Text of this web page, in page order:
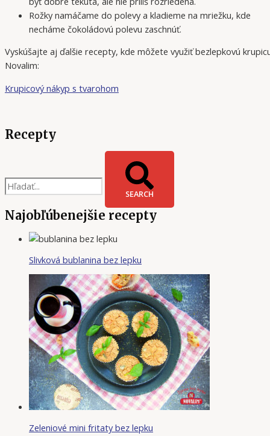
Rožky namáčame do polevy a kladieme na mriežku, kde
necháme čokoládovú polevu zaschnúť.
Vyskúšajte aj ďalšie recepty, kde môžete využiť bezlepkovú
Novalim:
Krupicový nákyp s tvarohom
Recepty
SEARCH
Najobľúbenejšie recepty
Slivková bublanina bez lepku
Zeleniové mini fritaty bez lepku